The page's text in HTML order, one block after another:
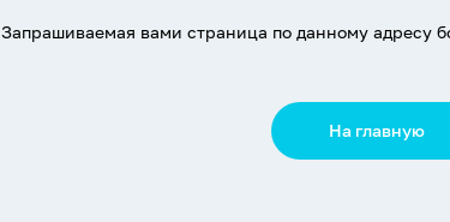
Запрашиваемая вами страница по данному адресу
На главную